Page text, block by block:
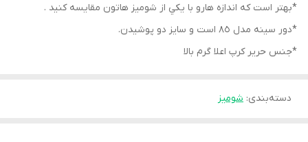
*بهتر است كه اندازه هارو با يكي از شوميز هاتون مقايسه كنيد .
*دور سينه مدل ٨٥ است و سايز دو پوشيدن.
*جنس حرير كرپ اعلا گرم بالا
دسته‌بندی: شوميز